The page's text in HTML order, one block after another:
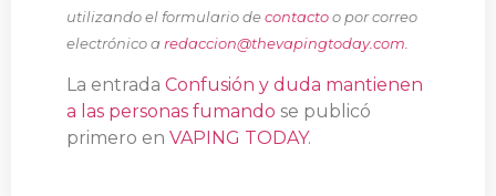
utilizando el formulario decontactoo por correo
electrónico a redaccion@thevapingtoday.com
La entrada Confusión y duda mantienen
a las personas fumando se publicó
primero en VAPING TODAY.